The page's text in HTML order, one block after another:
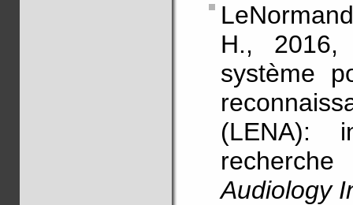
H., 2016,
système
(LENA):
Audiology